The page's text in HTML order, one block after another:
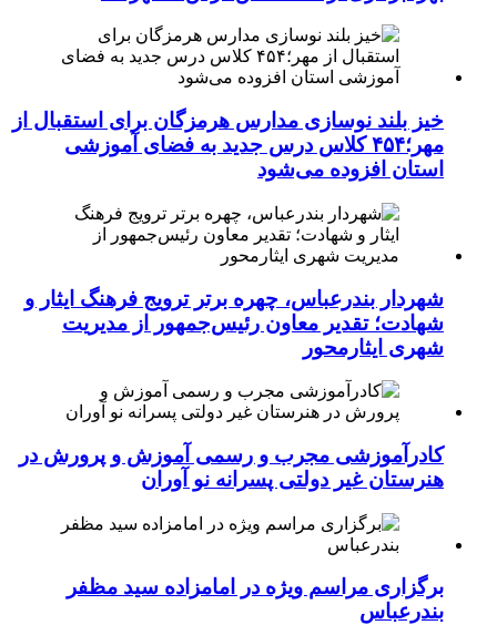
خیز بلند نوسازی مدارس هرمزگان برای استقبال از
مهر؛۴۵۴ کلاس درس جدید به فضای آموزشی
استان افزوده می‌شود
شهردار بندرعباس، چهره برتر ترویج فرهنگ ایثار و
شهادت؛ تقدیر معاون رئیس‌جمهور از مدیریت
شهری ایثارمحور
کادرآموزشی مجرب و رسمی آموزش و پرورش در
هنرستان غیر دولتی پسرانه نو آوران
برگزاری مراسم ویژه در امامزاده سید مظفر
بندرعباس